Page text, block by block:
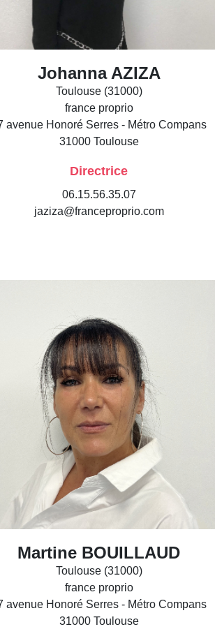
Johanna AZIZA
Toulouse (31000)
france proprio
avenue Honoré Serres - Métro Compans
31000 Toulouse
Directrice
06.15.56.35.07
jaziza@franceproprio.com
Martine BOUILLAUD
Toulouse (31000)
france proprio
avenue Honoré Serres - Métro Compans
31000 Toulouse